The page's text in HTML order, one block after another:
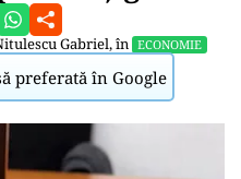
Gabriel, în ECONOMIE
preferată în Google